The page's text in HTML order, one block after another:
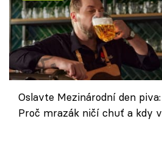
Oslavte Mezinárodní den piva:
Proč mrazák ničí chuť a kdy v